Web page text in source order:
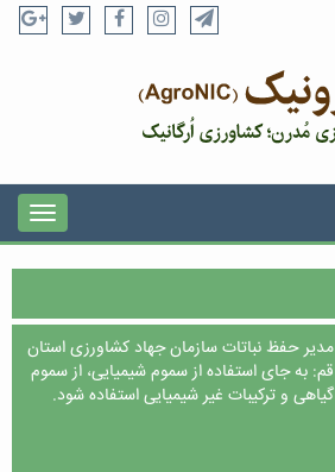
مدیر حفظ نباتات سازمان جهاد کشاورزی استان
قم: به جای استفاده از سموم شیمیایی، از سموم
گیاهی و ترکیبات غیر شیمیایی استفاده شود.